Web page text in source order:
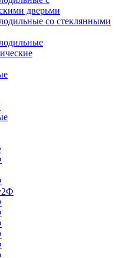
дверьми
со стеклянными